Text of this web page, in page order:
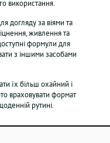
використання.
догляду за віями та
живлення та
формули для
з іншими засобами
їх більш охайний і
враховувати формат
рутині.